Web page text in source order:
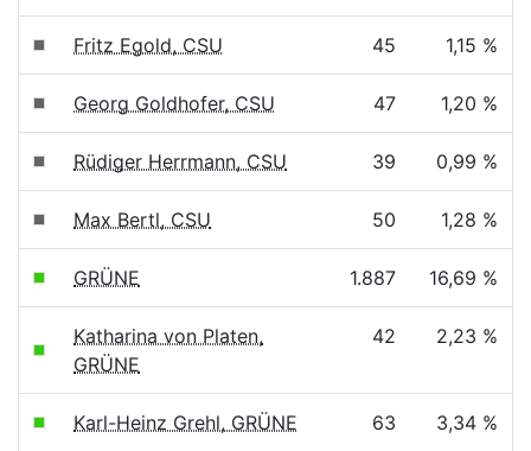
Fritz Egold, CSU 45 1,15 %
Georg Goldhofer, CSU 47 1,20 %
Rüdiger Herrmann, CSU 39 0,99 %
Max Bertl, CSU 50 1,28 %
GRÜNE 1.887 16,69 %
Katharina von Platen,
GRÜNE
42 2,23 %
Karl-Heinz Grehl, GRÜNE 63 3,34 %